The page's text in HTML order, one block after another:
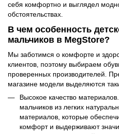
себя комфортно и выглядел
обстоятельствах.
В чем особенность
мальчиков в MegStore?
Мы заботимся о комфорте и
клиентов, поэтому выбираем
проверенных производителей.
магазине модели выделяются
Высокое качество
мальчиков из легких
материалов, которые
комфорт и выдерживают